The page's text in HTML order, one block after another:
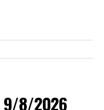
9/8/2026